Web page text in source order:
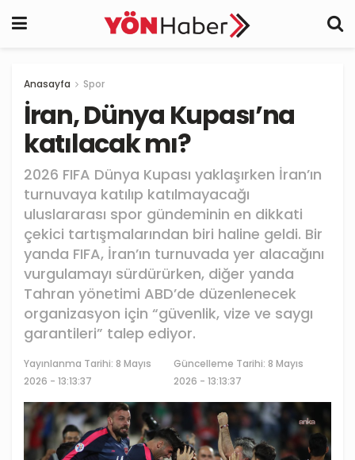
Anasayfa Spor
İran, Dünya Kupası’na
katılacak mı?
2026 FIFA Dünya Kupası yaklaşırken İran’ın
turnuvaya katılıp katılmayacağı
uluslararası spor gündeminin en dikkati
çekici tartışmalarından biri haline geldi. Bir
yanda FIFA, İran’ın turnuvada yer alacağını
vurgulamayı sürdürürken, diğer yanda
Tahran yönetimi ABD’de düzenlenecek
organizasyon için “güvenlik, vize ve saygı
garantileri” talep ediyor.
Yayınlanma Tarihi: 8 Mayıs
2026 - 13:13:37
Güncelleme Tarihi: 8 Mayıs
2026 - 13:13:37